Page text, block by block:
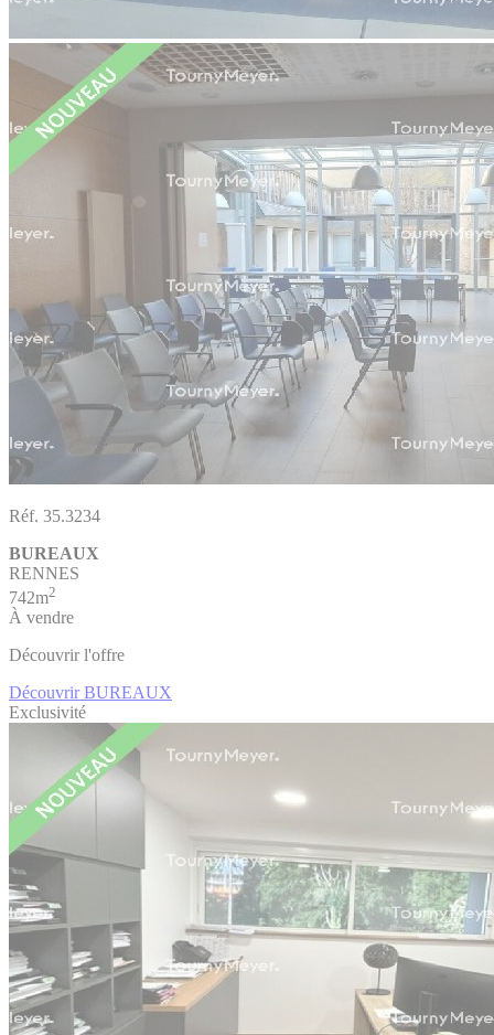
Réf. 35.3234
BUREAUX
RENNES
742m2
À vendre
Découvrir l'offre
Découvrir BUREAUX
Exclusivité